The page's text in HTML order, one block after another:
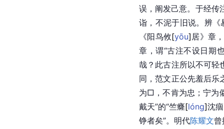
误，阐发己意。于经传
诣，不泥于旧说。辨《
《阳鸟攸[yōu] 居》章
章，谓“古注不设日期
哉？此古注所以不可轻
同，范文正公先羞后乐
为□，不肯为忠；宁为
戴天”的“竺癃[lóng]沈痼
铮者矣”。明代陈耀文